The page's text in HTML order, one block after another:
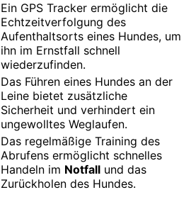
Ein GPS Tracker ermöglicht die
Echtzeitverfolgung des
Aufenthaltsorts eines Hundes, um
ihn im Ernstfall schnell
wiederzufinden.
Das Führen eines Hundes an der
Leine bietet zusätzliche
Sicherheit und verhindert ein
ungewolltes Weglaufen.
Das regelmäßige Training des
Abrufens ermöglicht schnelles
Handeln im Notfall und das
Zurückholen des Hundes.